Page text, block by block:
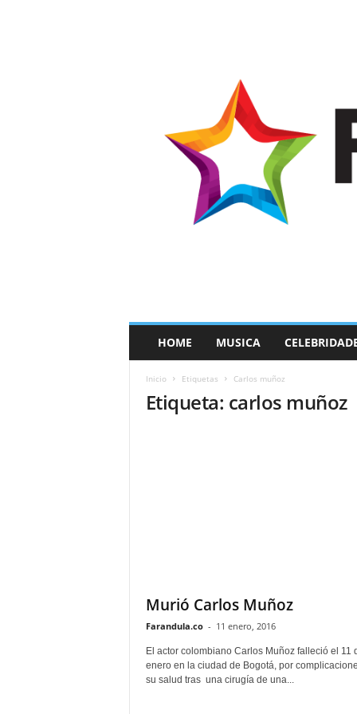
a
HOME MUSICA
Inicio Etiquetas Carlos muñoz
Etiqueta: carlos muñoz
Murió Carlos Muñoz
Farandula.co - 11 enero, 2016
El actor colombiano Carlos Muñoz falleció el 11
enero en la ciudad de Bogotá, por
su salud tras una cirugía de una...